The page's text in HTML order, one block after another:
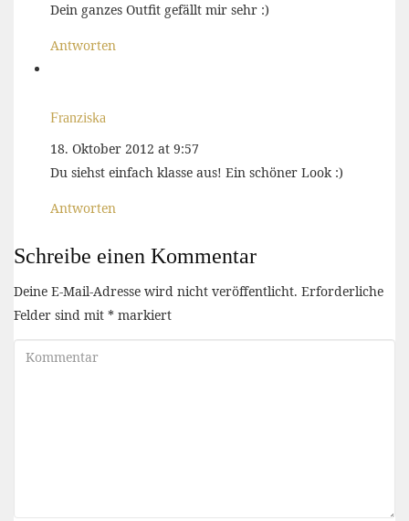
Dein ganzes Outfit gefällt mir sehr :)
Antworten
Franziska
18. Oktober 2012 at 9:57
Du siehst einfach klasse aus! Ein schöner Look :)
Antworten
Schreibe einen Kommentar
Deine E-Mail-Adresse wird nicht veröffentlicht. Erforderliche
Felder sind mit * markiert
Kommentar